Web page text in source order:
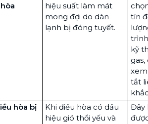
hiệu suất làm mát
mong đợi do dàn
lạnh bị đóng tuyết.
tín
kỹ
tắt
hòa bị
Khi điều hòa có dấu
hiệu gió thổi yếu và
Đây